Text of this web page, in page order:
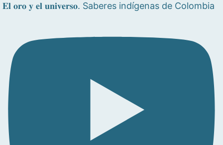
𝐄𝐥 𝐨𝐫𝐨 𝐲 𝐞𝐥 𝐮𝐧𝐢𝐯𝐞𝐫𝐬𝐨. Saberes indígenas de Colombia